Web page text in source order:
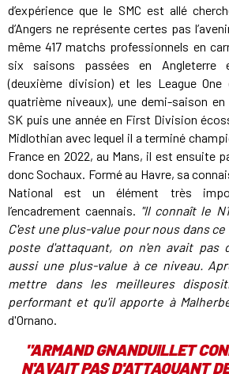
d’expérience que le SMC est allé
d’Angers ne représente certes pas
même 417 matchs professionnels en
six saisons passées en Angleterre
(deuxième division) et les League
quatrième niveaux), une demi-saison en
SK puis une année en First Division
Midlothian avec lequel il a terminé
France en 2022, au Mans, il est ensuite
donc Sochaux. Formé au Havre, sa
National est un élément très
l’encadrement caennais. "Il connaît le
C'est une plus-value pour nous dans
poste d'attaquant, on n'en avait pas
aussi une plus-value à ce niveau.
mettre dans les meilleures
performant et qu'il apporte à
d'Ornano.
"ARMAND GNANDUILLET
N'AVAIT PAS D'ATTAQUANT